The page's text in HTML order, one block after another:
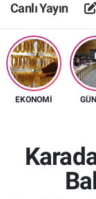
Canlı Yayın
EKONOMİ
TV 5